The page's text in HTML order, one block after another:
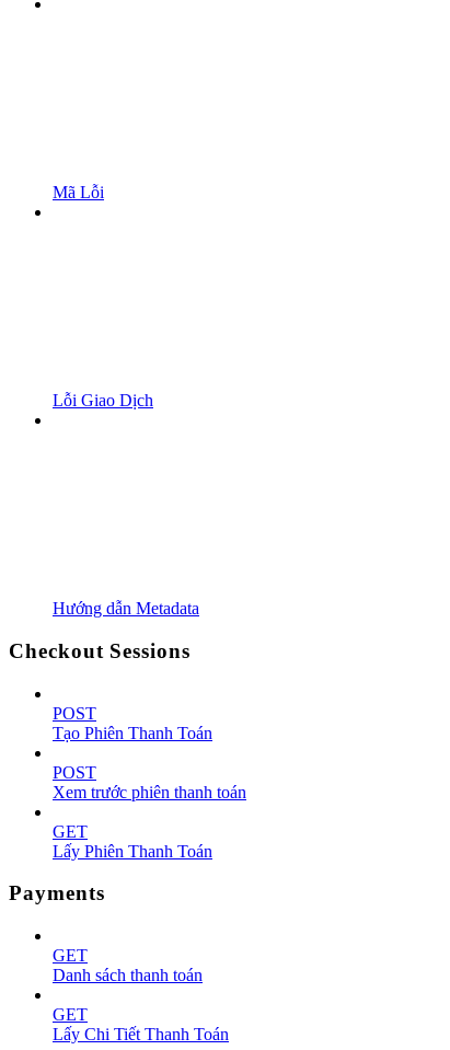
Mã Lỗi
Lỗi Giao Dịch
Hướng dẫn Metadata
Checkout Sessions
POST
Tạo Phiên Thanh Toán
POST
Xem trước phiên thanh toán
GET
Lấy Phiên Thanh Toán
Payments
GET
Danh sách thanh toán
GET
Lấy Chi Tiết Thanh Toán